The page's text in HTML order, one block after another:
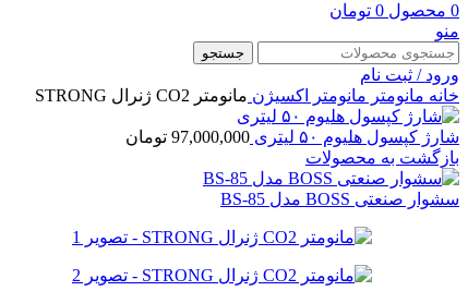
0 محصول 0 تومان
منو
جستجو
ورود / ثبت نام
خانه مانومتر مانومتر اکسیژن مانومتر CO2 ژنرال STRONG
شارژ کپسول هلیوم ۵۰ لیتری 97,000,000 تومان
بازگشت به محصولات
سشوار صنعتی BOSS مدل BS-85